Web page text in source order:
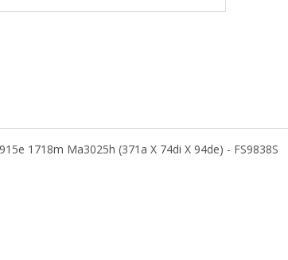
1718m Ma3025h (371a X 74di X 94de) - FS9838S